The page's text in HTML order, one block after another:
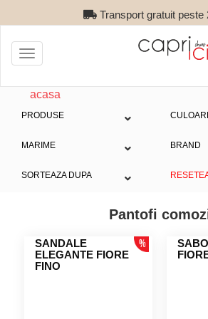
Transport gratuit peste
Toggle
navigation
acasa
PRODUSE
MARIME BRAND
SORTEAZA DUPA
Pantofi
SANDALE
ELEGANTE FIORE
FINO